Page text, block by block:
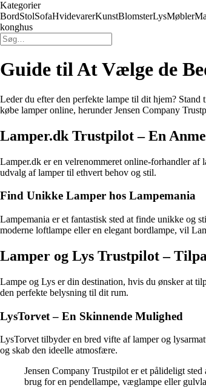
Kategorier
BordStolSofaHvidevarerKunstBlomsterLysMøbler
konghus
Guide til At Vælge de
Leder du efter den perfekte lampe til dit hjem?
købe lamper online, herunder Jensen Company
Lamper.dk Trustpilot – En
Lamper.dk er en velrenommeret online-forhandler
udvalg af lamper til ethvert behov og stil.
Find Unikke Lamper hos Lampemania
Lampemania er et fantastisk sted at finde unikke og
moderne loftlampe eller en elegant bordlampe, vil
Lamper og Lys Trustpilot –
Lampe og Lys er din destination, hvis du ønsker at
den perfekte belysning til dit rum.
LysTorvet – En Skinnende Mulighed
LysTorvet tilbyder en bred vifte af lamper og
og skab den ideelle atmosfære.
Jensen Company Trustpilot er et pålideligt
brug for en pendellampe, væglampe eller